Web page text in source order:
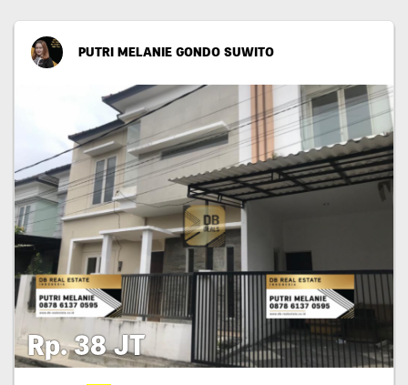
PUTRI MELANIE GONDO SUWITO
Rp. 38 JT